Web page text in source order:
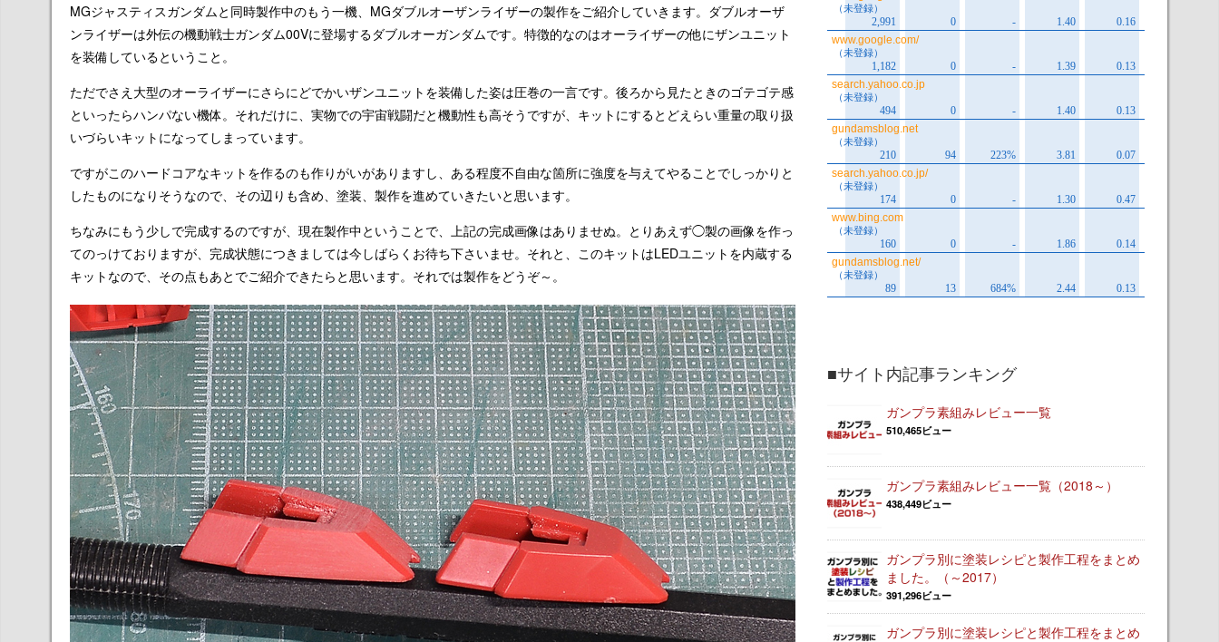
MGジャスティスガンダムと同時製作中のもう一機、MGダブルオーザンライザーの製作をご紹介していきます。ダブルオーザ
ンライザーは外伝の機動戦士ガンダム00Vに登場するダブルオーガンダムです。特徴的なのはオーライザーの他にザンユニット
を装備しているということ。
ただでさえ大型のオーライザーにさらにどでかいザンユニットを装備した姿は圧巻の一言です。後ろから見たときのゴテゴテ感
といったらハンパない機体。それだけに、実物での宇宙戦闘だと機動性も高そうですが、キットにするとどえらい重量の取り扱
いづらいキットになってしまっています。
ですがこのハードコアなキットを作るのも作りがいがありますし、ある程度不自由な箇所に強度を与えてやることでしっかりと
したものになりそうなので、その辺りも含め、塗装、製作を進めていきたいと思います。
ちなみにもう少しで完成するのですが、現在製作中ということで、上記の完成画像はありませぬ。とりあえず◯製の画像を作っ
てのっけておりますが、完成状態につきましては今しばらくお待ち下さいませ。それと、このキットはLEDユニットを内蔵する
キットなので、その点もあとでご紹介できたらと思います。それでは製作をどうぞ～。
■サイト内記事ランキング
ガンプラ素組みレビュー一覧
510,465ビュー
ガンプラ素組みレビュー一覧（2018～）
438,449ビュー
ガンプラ別に塗装レシピと製作工程をまとめ
ました。（～2017）
391,296ビュー
ガンプラ別に塗装レシピと製作工程をまとめ